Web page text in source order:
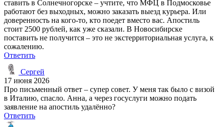
ставить в Солнечногорске – учтите, что МФЦ в Подмосковье
работают без выходных, можно заказать выезд курьера. Или
доверенность на кого-то, кто поедет вместо вас. Апостиль
стоит 2500 рублей, как уже сказали. В Новосибирске
поставить не получится – это не экстерриториальная услуга, к
сожалению.
Ответить
Сергей
17 июня 2026
Про письменный ответ – супер совет. У меня так было с визой
в Италию, спасло. Анна, а через госуслуги можно подать
заявление на апостиль удалённо?
Ответить